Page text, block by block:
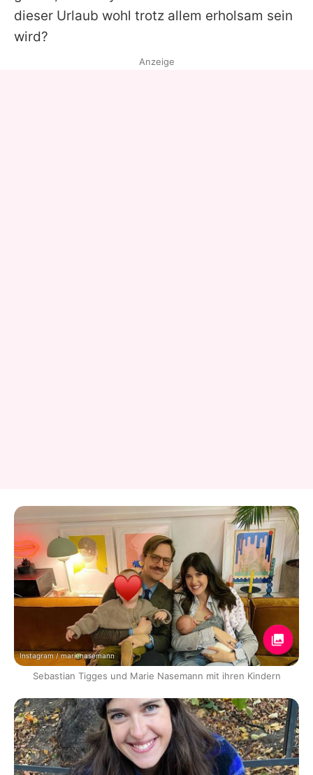
dieser Urlaub wohl trotz allem erholsam sein
wird?
Anzeige
Instagram / marienasemann
Sebastian Tigges und Marie Nasemann mit ihren Kindern